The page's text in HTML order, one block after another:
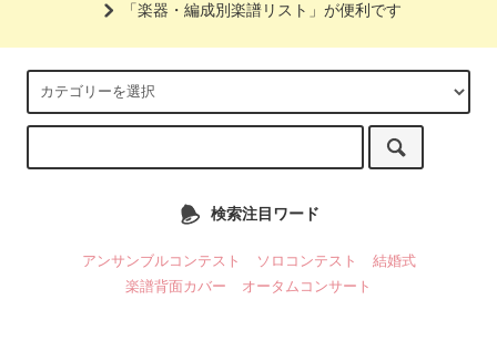
「楽器・編成別楽譜リスト」が便利です
検索注目ワード
アンサンブルコンテスト ソロコンテスト
結婚式
楽譜背面カバー
オータムコンサート